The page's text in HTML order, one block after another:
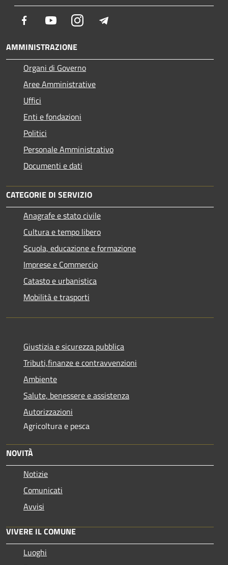
Facebook YoutubeInstagram
AMMINISTRAZIONE
Organi di Governo
Aree Amministrative
Uffici
Enti e fondazioni
Politici
Personale Amministrativo
Documenti e dati
CATEGORIE DI SERVIZIO
Anagrafe e stato civile
Cultura e tempo libero
Scuola, educazione e formazione
Imprese e Commercio
Catasto e urbanistica
Mobilità e trasporti
Giustizia e sicurezza pubblica
Tributi,finanze e contravvenzioni
Ambiente
Salute, benessere e assistenza
Autorizzazioni
Agricoltura e pesca
NOVITÀ
Notizie
Comunicati
Avvisi
VIVERE IL COMUNE
Luoghi